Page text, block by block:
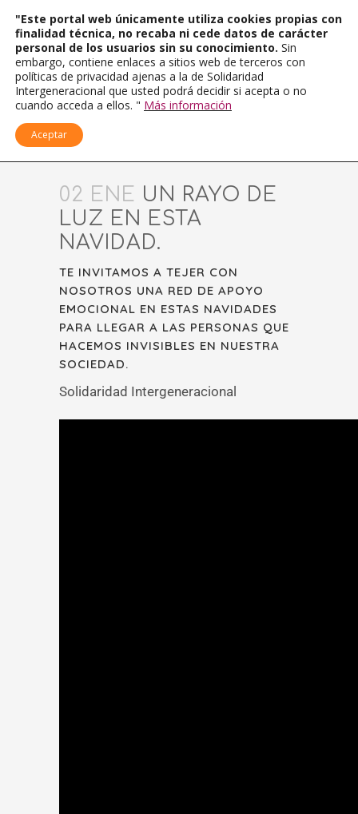
02 ENE UN RAYO DE
LUZ EN ESTA
NAVIDAD.
TE INVITAMOS A TEJER CON
NOSOTROS UNA RED DE APOYO
EMOCIONAL EN ESTAS NAVIDADES
PARA LLEGAR A LAS PERSONAS QUE
HACEMOS INVISIBLES EN NUESTRA
SOCIEDAD.
Solidaridad Intergeneracional
"Este portal web únicamente utiliza cookies propias con
finalidad técnica, no recaba ni cede datos de carácter
personal de los usuarios sin su conocimiento. Sin
embargo, contiene enlaces a sitios web de terceros con
políticas de privacidad ajenas a la de Solidaridad
Intergeneracional que usted podrá decidir si acepta o no
cuando acceda a ellos. " Más información
Aceptar